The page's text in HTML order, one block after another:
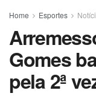
Home Esportes
Gomes
pela 2ª